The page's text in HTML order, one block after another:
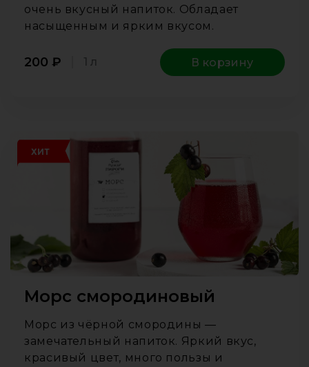
очень вкусный напиток. Обладает
насыщенным и ярким вкусом.
200 ₽ 1 л В корзину
ХИТ
Морс смородиновый
Морс из чёрной смородины —
замечательный напиток. Яркий вкус,
красивый цвет, много пользы и